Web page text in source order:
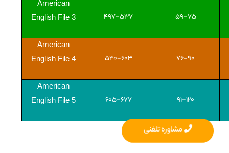
American
English File 3
497-537 59-75
American
English File 4
540-603 76-90
American
English File 5
605-677 91-120
مشاوره تلفنی